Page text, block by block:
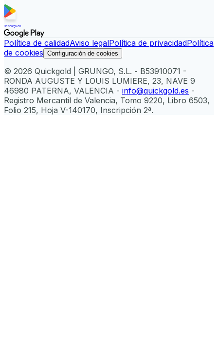
Descarga en
Política de calidadAviso legalPolítica de privacidadPolítica
de cookies Configuración de cookies
© 2026 Quickgold | GRUNGO, S.L. - B53910071 -
RONDA AUGUSTE Y LOUIS LUMIERE, 23, NAVE 9
46980 PATERNA, VALENCIA - info@quickgold.es -
Registro Mercantil de Valencia, Tomo 9220, Libro 6503,
Folio 215, Hoja V-140170, Inscripción 2ª.